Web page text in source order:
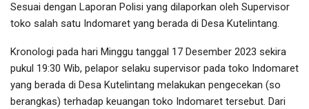
Sesuai dengan Laporan Polisi yang dilaporkan oleh Supervisor
toko salah satu Indomaret yang berada di Desa Kutelintang.
Kronologi pada hari Minggu tanggal 17 Desember 2023 sekira
pukul 19:30 Wib, pelapor selaku supervisor pada toko Indomaret
yang berada di Desa Kutelintang melakukan pengecekan (so
berangkas) terhadap keuangan toko Indomaret tersebut. Dari